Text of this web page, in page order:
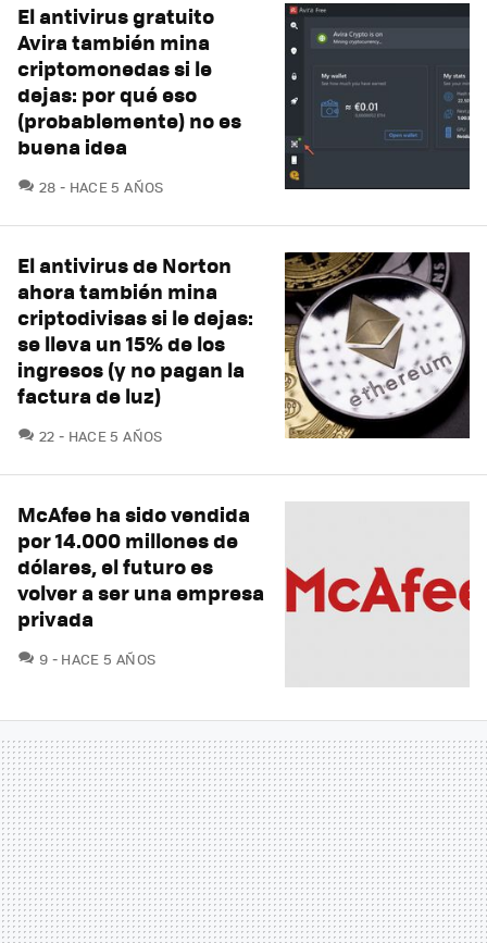
El antivirus gratuito
Avira también mina
criptomonedas si le
dejas: por qué eso
(probablemente) no es
buena idea
28 COMENTARIOS
HACE 5 AÑOS
El antivirus de Norton
ahora también mina
criptodivisas si le dejas:
se lleva un 15% de los
ingresos (y no pagan la
factura de luz)
22 COMENTARIOS
HACE 5 AÑOS
McAfee ha sido vendida
por 14.000 millones de
dólares, el futuro es
volver a ser una empresa
privada
9 COMENTARIOS
HACE 5 AÑOS